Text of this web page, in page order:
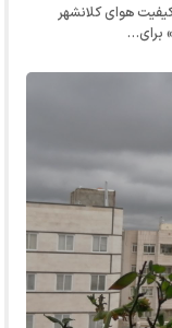
هوای کلانشهر
برای…